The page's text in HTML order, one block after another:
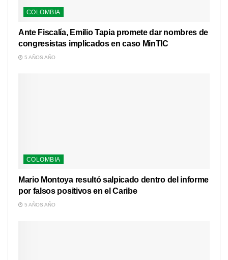
COLOMBIA
Ante Fiscalía, Emilio Tapia promete dar nombres de
congresistas implicados en caso MinTIC
5 AÑOS AÑO
COLOMBIA
Mario Montoya resultó salpicado dentro del informe
por falsos positivos en el Caribe
5 AÑOS AÑO